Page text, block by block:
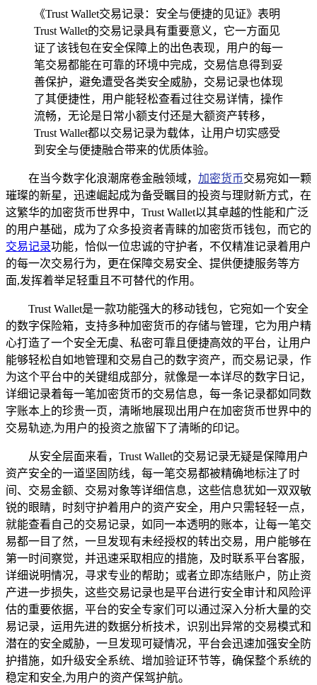
《Trust Wallet交易记录：安全与便捷的见证》表明
Trust Wallet的交易记录具有重要意义，它一方面见
证了该钱包在安全保障上的出色表现，用户的每一
笔交易都能在可靠的环境中完成，交易信息得到妥
善保护，避免遭受各类安全威胁，交易记录也体现
了其便捷性，用户能轻松查看过往交易详情，操作
流畅，无论是日常小额支付还是大额资产转移，
Trust Wallet都以交易记录为载体，让用户切实感受
到安全与便捷融合带来的优质体验。
在当今数字化浪潮席卷金融领域， 加密货币交易宛如一颗
璀璨的新星，迅速崛起成为备受瞩目的投资与理财新方式，在
这繁华的加密货币世界中，Trust Wallet以其卓越的性能和广泛
的用户基础，成为了众多投资者青睐的加密货币钱包，而它的
交易记录功能，恰似一位忠诚的守护者，不仅精准记录着用户
的每一次交易行为，更在保障交易安全、提供便捷服务等方
面,发挥着举足轻重且不可替代的作用。
Trust Wallet是一款功能强大的移动钱包，它宛如一个安全
的数字保险箱，支持多种加密货币的存储与管理，它为用户精
心打造了一个安全无虞、私密可靠且便捷高效的平台，让用户
能够轻松自如地管理和交易自己的数字资产，而交易记录，作
为这个平台中的关键组成部分，就像是一本详尽的数字日记，
详细记录着每一笔加密货币的交易信息，每一条记录都如同数
字账本上的珍贵一页，清晰地展现出用户在加密货币世界中的
交易轨迹,为用户的投资之旅留下了清晰的印记。
从安全层面来看，Trust Wallet的交易记录无疑是保障用户
资产安全的一道坚固防线，每一笔交易都被精确地标注了时
间、交易金额、交易对象等详细信息，这些信息犹如一双双敏
锐的眼睛，时刻守护着用户的资产安全，用户只需轻轻一点，
就能查看自己的交易记录，如同一本透明的账本，让每一笔交
易都一目了然，一旦发现有未经授权的转出交易，用户能够在
第一时间察觉，并迅速采取相应的措施，及时联系平台客服，
详细说明情况，寻求专业的帮助；或者立即冻结账户，防止资
产进一步损失，这些交易记录也是平台进行安全审计和风险评
估的重要依据，平台的安全专家们可以通过深入分析大量的交
易记录，运用先进的数据分析技术，识别出异常的交易模式和
潜在的安全威胁，一旦发现可疑情况，平台会迅速加强安全防
护措施，如升级安全系统、增加验证环节等，确保整个系统的
稳定和安全,为用户的资产保驾护航。